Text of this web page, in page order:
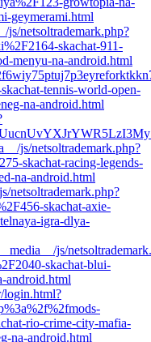
geymerami.html
js/netsoltrademark.php?
skachat-911-
menyu-na-android.html
tennis-world-open-
na-android.html
js/netsoltrademark.php?
skachat-racing-legends-
na-android.html
netsoltrademark.php?
skachat-axie-
igra-dlya-
js/
skachat-blui-
android.html
login.html?
rio-crime-city-mafia-
na-android.html